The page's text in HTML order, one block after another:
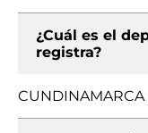
¿Cuál es el
registra?
CUNDINAMARCA